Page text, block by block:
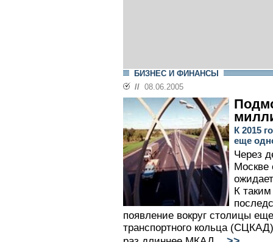
БИЗНЕС И ФИНАНСЫ
// 08.06.2005
К 2015
еще
Через
Москве
К
появление вокруг столицы
транспортного кольца